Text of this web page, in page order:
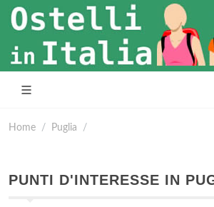
Home Puglia
PUNTI D'INTERESSE IN